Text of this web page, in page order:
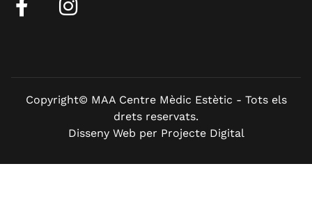
Copyright© MAA Centre Mèdic Estètic - Tots els
drets reservats.
Disseny Web per Projecte Digital